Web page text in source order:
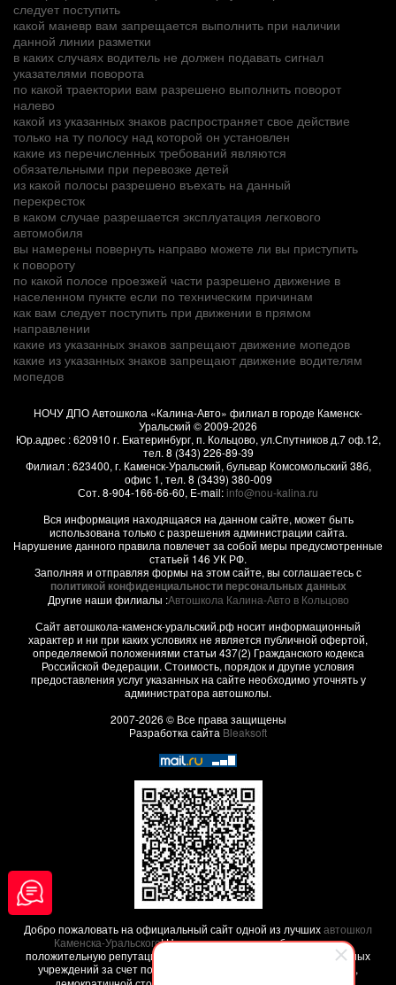
следует поступить
какой маневр вам запрещается выполнить при наличии
данной линии разметки
в каких случаях водитель не должен подавать сигнал
указателями поворота
по какой траектории вам разрешено выполнить поворот
налево
какой из указанных знаков распространяет свое действие
только на ту полосу над которой он установлен
какие из перечисленных требований являются
обязательными при перевозке детей
из какой полосы разрешено въехать на данный
перекресток
в каком случае разрешается эксплуатация легкового
автомобиля
вы намерены повернуть направо можете ли вы приступить
к повороту
по какой полосе проезжей части разрешено движение в
населенном пункте если по техническим причинам
как вам следует поступить при движении в прямом
направлении
какие из указанных знаков запрещают движение мопедов
какие из указанных знаков запрещают движение водителям
мопедов
НОЧУ ДПО Автошкола «Калина-Авто» филиал в городе Каменск-
Уральский © 2009-2026
Юр.адрес :620910 г. Екатеринбург, п. Кольцово, ул.Спутников д.7 оф.12,
тел. 8 (343) 226-89-39
Филиал :623400, г. Каменск-Уральский, бульвар Комсомольский 38б,
офис 1, тел. 8 (3439) 380-009
Сот. 8-904-166-66-60, E-mail:info@nou-kalina.ru
Вся информация находящаяся на данном сайте, может быть
использована только с разрешения администрации сайта.
Нарушение данного правила повлечет за собой меры предусмотренные
статьей 146 УК РФ.
Заполняя и отправляя формы на этом сайте, вы соглашаетесь с
политикой конфиденциальности персональных данных
Другие наши филиалы :Автошкола Калина-Авто в Кольцово
Сайт автошкола-каменск-уральский.рф носит информационный
характер и ни при каких условиях не является публичной офертой,
определяемой положениями статьи 437(2) Гражданского кодекса
Российской Федерации. Стоимость, порядок и другие условия
предоставления услуг указанных на сайте необходимо уточнять у
администратора автошколы.
2007-2026 © Все права защищены
Разработка сайта Bleaksoft
Добро пожаловать на официальный сайт одной из лучшихавтошкол
Каменска-Уральского! Наша автошкола заработала свою
положительную репутацию среди других похожих образовательных
учреждений за счет положительных
,